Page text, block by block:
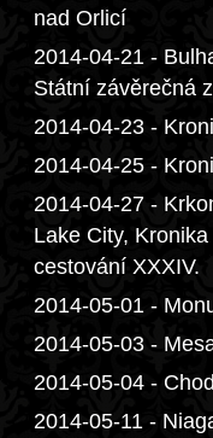
nad Orlicí
2014-04-21 -
Státní závěrečná
2014-04-23 -
2014-04-25 -
2014-04-27 -
Lake City,
cestování XXXIV.
2014-05-01 -
2014-05-03 -
2014-05-04 -
2014-05-11 -